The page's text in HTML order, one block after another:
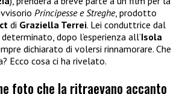
Principesse e Streghe, prodotto
di Graziella Terrei. Lei conduttrice dal
dopo l’esperienza all’Isola
dichiarato di volersi rinnamorare. Che
Ecco cosa ci ha rivelato.
foto che la ritraevano accanto